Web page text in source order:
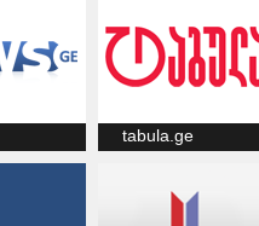
tabula.ge